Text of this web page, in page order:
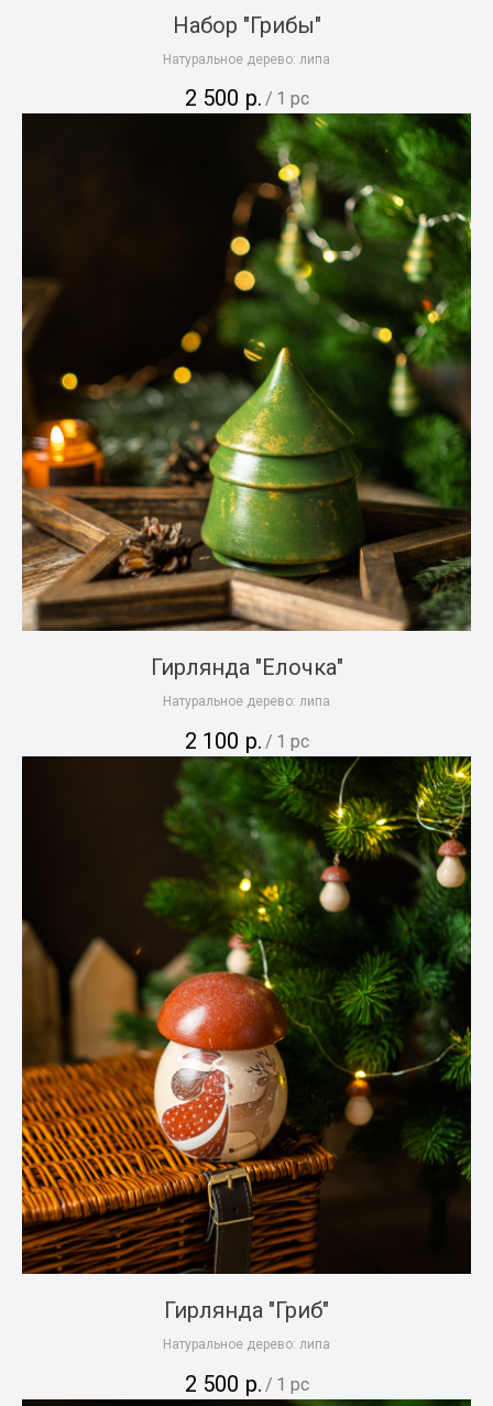
Набор "Грибы"
Натуральное дерево: липа
2 500 р. / 1 pc
Гирлянда "Елочка"
Натуральное дерево: липа
2 100 р. / 1 pc
Гирлянда "Гриб"
Натуральное дерево: липа
2 500 р. / 1 pc